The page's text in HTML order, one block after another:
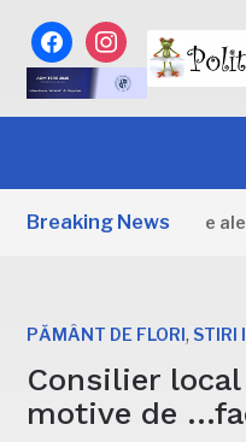
facebookinstagram
Breaking News
Primele zile ale
PĂMÂNT DE FLORI, STIRI
Consilier
motive de